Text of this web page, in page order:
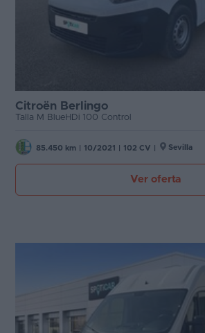
Citroën Berlingo
Talla M BlueHDi 100 Control
85.450 km 10/2021 102 CV Sevilla
Ver oferta